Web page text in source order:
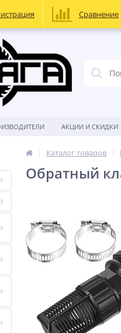
АКЦИИ И СКИДКИ
Каталог товаров
Обратный
Сравнение